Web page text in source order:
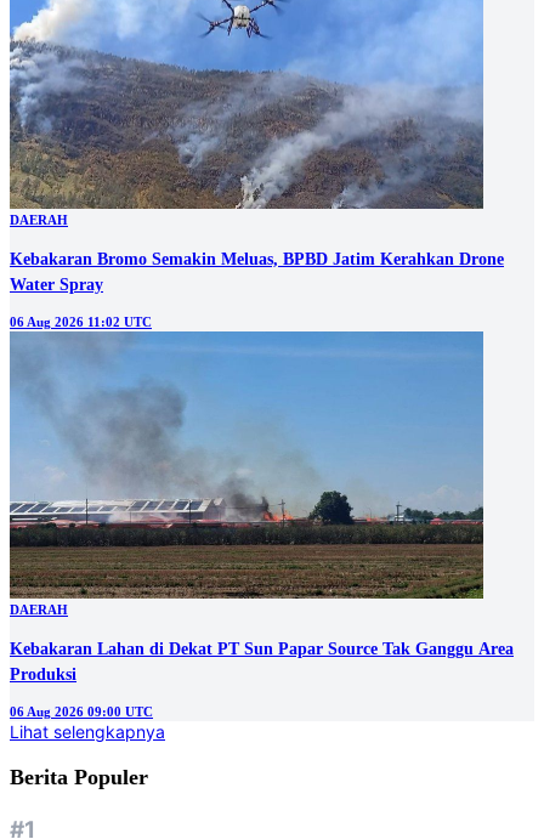
DAERAH
Kebakaran Bromo Semakin Meluas, BPBD Jatim Kerahkan Drone
Water Spray
06 Aug 2026 11:02 UTC
DAERAH
Kebakaran Lahan di Dekat PT Sun Papar Source Tak Ganggu Area
Produksi
06 Aug 2026 09:00 UTC
Lihat selengkapnya
Berita Populer
#1